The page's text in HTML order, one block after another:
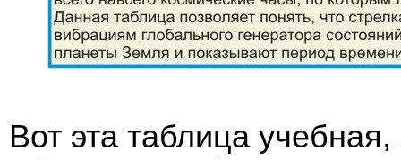
Вот эта таблица